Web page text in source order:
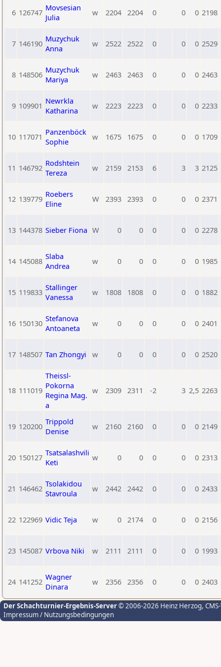
6 126747 Movsesian
Julia
w 2204 2204 0 0 0 2198
7 146190 Muzychuk
Anna
w 2522 2522 0 0 0 2529
8 148506 Muzychuk
Mariya
w 2463 2463 0 0 0 2463
9 109901 Newrkla
Katharina
w 2223 2223 0 0 0 2233
10 117071 Panzenböck
Sophie
w 1675 1675 0 0 0 1709
11 146792 Rodshtein
Tereza
w 2159 2153 6 3 3 2125
12 139779 Roebers
Eline
W 2393 2393 0 0 0 2371
13 144378 Sieber Fiona W 0 0 0 0 0 2278
14 145088 Slaba
Andrea
w 0 0 0 0 0 1985
15 119833 Stallinger
Vanessa
w 1808 1808 0 0 0 1882
16 150130 Stefanova
Antoaneta
w 0 0 0 0 0 2401
17 148507 Tan Zhongyi w 0 0 0 0 0 2520
18 111019
Theissl-
Pokorna
Regina Mag.
a
w 2309 2311 -2 3 2,5 2263
19 120200 Trippold
Denise
w 2160 2160 0 0 0 2149
20 150127 Tsatsalashvili
Keti
w 0 0 0 0 0 2313
21 146462 Tsolakidou
Stavroula
w 2442 2442 0 0 0 2433
22 122969 Vidic Teja w 0 2174 0 0 0 2156
23 145087 Vrbova Niki w 2111 2111 0 0 0 1993
24 141252 Wagner
Dinara
w 2356 2356 0 0 0 2403
Der Schachturnier-Ergebnis-Server© 2006-2026 Heinz Herzog,
Impressum / Nutzungsbedingungen